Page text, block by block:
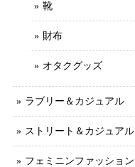
靴
財布
オタクグッズ
ラブリー＆カジュアル
ストリート＆カジュアル
フェミニンファッション